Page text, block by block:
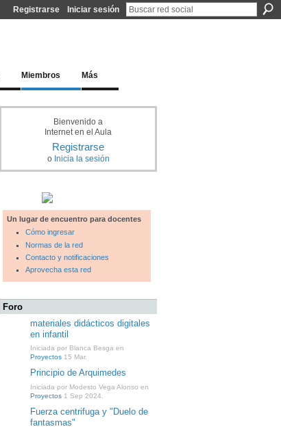
Registrarse Iniciar sesión
Miembros Más
Bienvenido a
Internet en el Aula
Registrarse
o Inicia la sesión
Un lugar de encuentro para docentes
Cómo ingresar
Normas de la red
Contacto y notificaciones
Aprovecha esta red
Foro
materiales didácticos digitales
en infantil
Iniciada por Blanca Besga en
Proyectos 15 Mar.
Principio de Arquimedes
Iniciada por Modesto Vega Alonso en
Proyectos 1 Sep 2024.
Fuerza centrifuga y "Duelo de
fantasmas"